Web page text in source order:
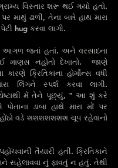
વિસ્તાર શરૂ થઈ ગયો હતો.
પર માથું ઢાળી, તેના બન્ને હાથ મારા
hug કરવા લાગી.
જતાં હતાં. અને વરસાદના
માણસ નહોતો દેખાતો.  જાણે
કારણે ક્રિતિકાના હોર્મોન્સ વધી
લિંગને સ્પર્શ કરવા લાગી.
ચેષ્ટાથી મેં તેને પૂછ્યું, " આ શું કરે
ડાબા હાથે મારા મોં પર
વડે શશશશશશશ ચૂપ રહેવાનો
તૈયારી હતી. ક્રિતિકાને
સહેલાવવા નું ફાવતું ન હતું. તેથી